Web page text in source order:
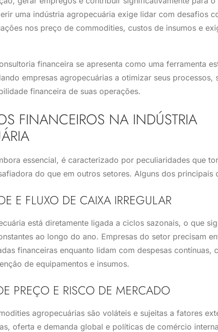
uma indústria agropecuária exige lidar com desafios
nos preço de commodities, custos de insumos e
financeira se apresenta como uma ferramenta
empresas agropecuárias a otimizar seus processos,
financeira de suas operações.
FINANCEIROS NA INDÚSTRIA
essencial, é caracterizado por peculiaridades que
do que em outros setores. Alguns dos principais
E FLUXO DE CAIXA IRREGULAR
está diretamente ligada a ciclos sazonais, o que
ao longo do ano. Empresas do setor precisam
financeiras enquanto lidam com despesas contínuas,
de equipamentos e insumos.
PREÇO E RISCO DE MERCADO
agropecuárias são voláteis e sujeitas a fatores
oferta e demanda global e políticas de comércio